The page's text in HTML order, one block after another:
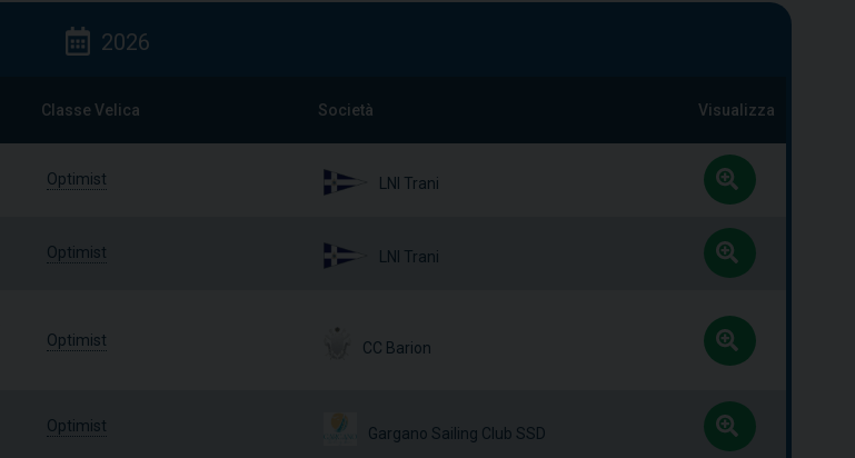
2026
Classe Velica Società Visualizza
Optimist LNI Trani
Optimist LNI Trani
Optimist CC Barion
Optimist Gargano Sailing Club SSD